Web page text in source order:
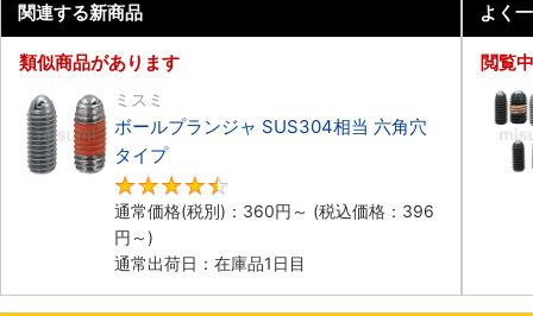
関連する新商品
類似商品があります
ミスミ
ボールプランジャ SUS304相当 六角穴
タイプ​
通常価格(税別)： 360円 ～ (税込価格： 396
円 ～)
通常出荷日：在庫品1日目
よく
閲覧